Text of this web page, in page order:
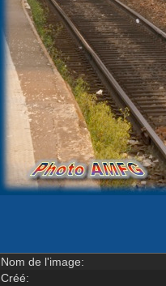
Nom de l'image:
Créé: